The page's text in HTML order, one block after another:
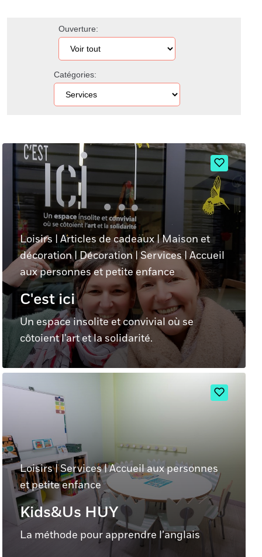
Ouverture:
Catégories:
Loisirs | Articles de cadeaux|Maison et
décoration|Décoration|Services|Accueil
aux personnes et petite enfance
C'est ici
Un espace insolite et convivial où se
côtoient l'art et la solidarité.
Loisirs|Services|Accueil aux personnes
et petite enfance
Kids&Us HUY
La méthode pour apprendre l’anglais